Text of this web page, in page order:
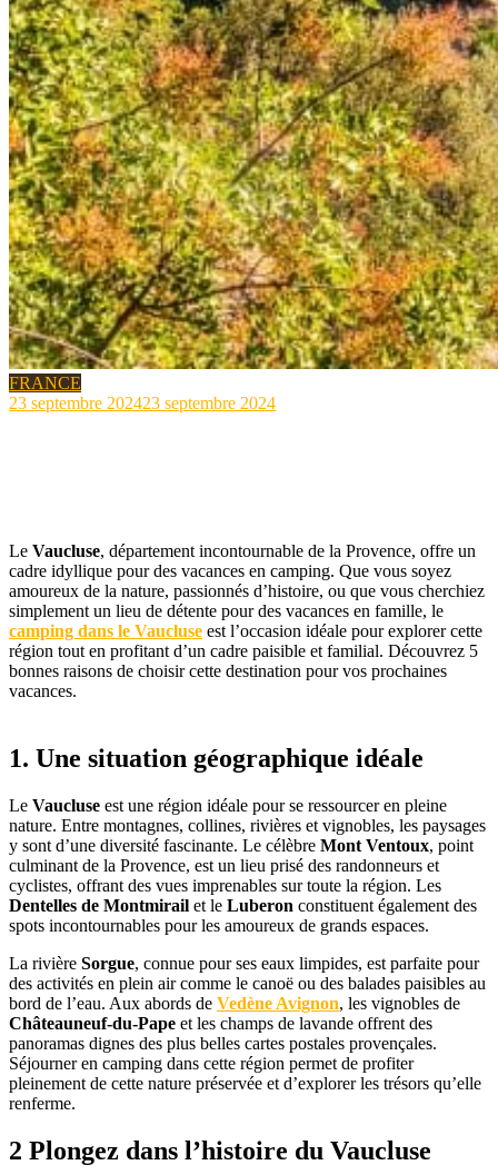
FRANCE
23 septembre 202423 septembre 2024
Le Vaucluse, département incontournable de la Provence, offre un
cadre idyllique pour des vacances en camping. Que vous soyez
amoureux de la nature, passionnés d’histoire, ou que vous cherchiez
simplement un lieu de détente pour des vacances en famille, le
camping dans le Vaucluse est l’occasion idéale pour explorer cette
région tout en profitant d’un cadre paisible et familial. Découvrez 5
bonnes raisons de choisir cette destination pour vos prochaines
vacances.
1. Une situation géographique idéale
Le Vaucluse est une région idéale pour se ressourcer en pleine
nature. Entre montagnes, collines, rivières et vignobles, les paysages
y sont d’une diversité fascinante. Le célèbre Mont Ventoux, point
culminant de la Provence, est un lieu prisé des randonneurs et
cyclistes, offrant des vues imprenables sur toute la région. Les
Dentelles de Montmirail et le Luberon constituent également des
spots incontournables pour les amoureux de grands espaces.
La rivière Sorgue, connue pour ses eaux limpides, est parfaite pour
des activités en plein air comme le canoë ou des balades paisibles au
bord de l’eau. Aux abords de Vedène Avignon, les vignobles de
Châteauneuf-du-Pape et les champs de lavande offrent des
panoramas dignes des plus belles cartes postales provençales.
Séjourner en camping dans cette région permet de profiter
pleinement de cette nature préservée et d’explorer les trésors qu’elle
renferme.
2 Plongez dans l’histoire du Vaucluse